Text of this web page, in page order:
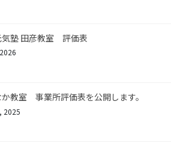
気塾 田彦教室 評価表
教室 事業所評価表を公開します。
2025